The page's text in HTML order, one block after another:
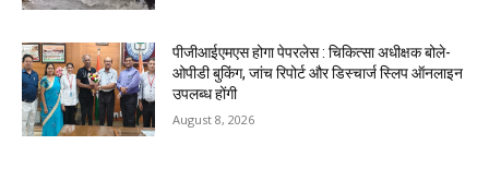
पीजीआईएमएस होगा पेपरलेस : चिकित्सा अधीक्षक बोले-
ओपीडी बुकिंग, जांच रिपोर्ट और डिस्चार्ज स्लिप ऑनलाइन
उपलब्ध होंगी
August 8, 2026